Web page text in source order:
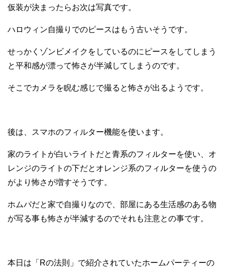
仮装が決まったらお次は写真です。
ハロウィン自撮りでのピースはもう古いそうです。
せっかくゾンビメイクをしているのにピースをしてしまう
と平和感が漂って怖さが半減してしまうのです。
そこでカメラを睨む感じで撮ると怖さが出るようです。
後は、スマホのフィルター機能を使います。
家のライトが白いライトだと青系のフィルターを使い、オ
レンジのライトの下だとオレンジ系のフィルターを使うの
がより怖さが増すそうです。
ホムパだと家で自撮りなので、部屋にある生活感のある物
が写る事も怖さが半減するのでそれも注意との事です。
本日は「Rの法則」で紹介されていたホームパーティーの